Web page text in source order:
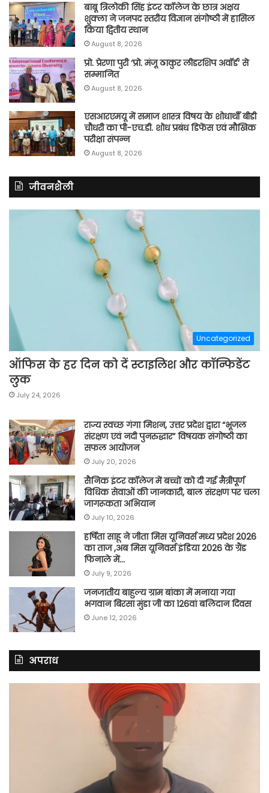
बाबू त्रिलोकी सिंह इंटर कॉलेज के छात्र अक्षय
शुक्ला ने जनपद स्तरीय विज्ञान संगोष्ठी में हासिल
किया द्वितीय स्थान
August 8, 2026
प्रो. प्रेरणा पुरी ‘प्रो. मंजू ठाकुर लीडरशिप अवॉर्ड’ से
सम्मानित
August 8, 2026
एसआरएमयू में समाज शास्त्र विषय के शोधार्थी बीडी
चौधरी का पी-एच.डी. शोध प्रबंध डिफेंस एवं मौखिक
परीक्षा संपन्न
August 8, 2026
जीवनशैली
Uncategorized
ऑफिस के हर दिन को दें स्टाइलिश और कॉन्फिडेंट
लुक
July 24, 2026
राज्य स्वच्छ गंगा मिशन, उत्तर प्रदेश द्वारा “भूजल
संरक्षण एवं नदी पुनरुद्धार” विषयक संगोष्ठी का
सफल आयोजन
July 20, 2026
सैनिक इंटर कॉलेज में बच्चों को दी गई मैत्रीपूर्ण
विधिक सेवाओं की जानकारी, बाल संरक्षण पर चला
जागरूकता अभियान
July 10, 2026
हर्षिता साहू ने जीता मिस यूनिवर्स मध्य प्रदेश 2026
का ताज ,अब मिस यूनिवर्स इंडिया 2026 के ग्रैंड
फिनाले में…
July 9, 2026
जनजातीय बाहुल्य ग्राम बांका में मनाया गया
भगवान बिरसा मुंडा जी का 126वां बलिदान दिवस
June 12, 2026
अपराध